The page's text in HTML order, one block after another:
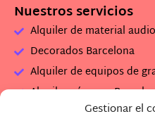
Gestionar el
Nuestros servicios
Alquiler de material
Decorados Barcelona
Alquiler de equipos de
Alquiler cámaras
Alquiler set de rodaje